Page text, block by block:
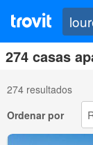
274 casas
274 resultados
Ordenar por